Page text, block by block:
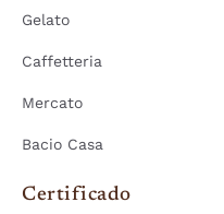
Gelato
Caffetteria
Mercato
Bacio Casa
Certificado